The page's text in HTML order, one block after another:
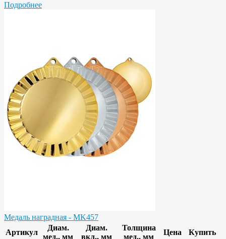
Подробнее
Медаль наградная - MK457
Артикул
Диам.
мед., мм
Диам.
вкл., мм
Толщина
мед., мм
Цена Купить